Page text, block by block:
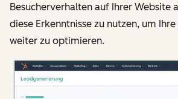
Besucherverhalten auf Ihrer Website
diese Erkenntnisse zu nutzen, um
weiter zu optimieren.